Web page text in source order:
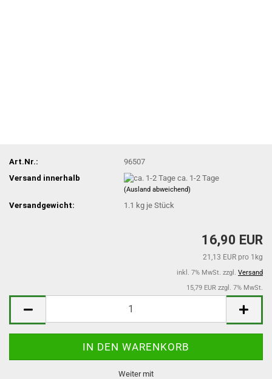
Art.Nr.:
96507
Versand innerhalb
ca. 1-2 Tage
(Ausland abweichend)
Versandgewicht: 1.1 kg je Stück
16,90 EUR
21,13 EUR pro 1kg
inkl. 7% MwSt. zzgl. Versand
15,79 EUR zzgl. 7% MwSt.
Weiter mit